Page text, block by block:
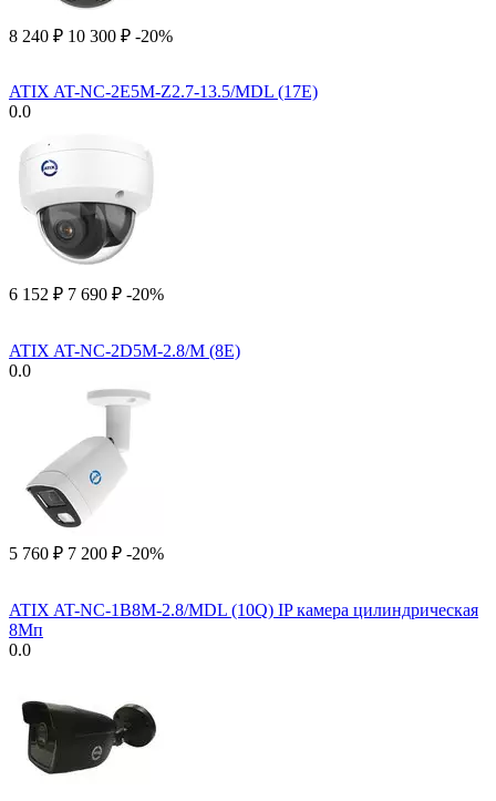
8 240 ₽ 10 300 ₽ -20%
ATIX AT-NC-2E5M-Z2.7-13.5/MDL (17E)
0.0
6 152 ₽ 7 690 ₽ -20%
ATIX AT-NC-2D5M-2.8/M (8E)
0.0
5 760 ₽ 7 200 ₽ -20%
ATIX AT-NC-1B8M-2.8/MDL (10Q) IP камера цилиндрическая
8Мп
0.0